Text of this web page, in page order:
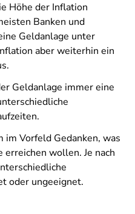
Höhe der Inflation
Banken und
Geldanlage unter
aber weiterhin ein
Geldanlage immer eine
im Vorfeld Gedanken, was
wollen. Je nach
oder ungeeignet.